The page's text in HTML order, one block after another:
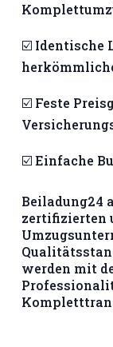
☑️ Identische
☑️ Feste
☑️ Einfache
Beiladung24
zertifizierten
werden mit